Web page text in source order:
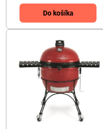
Do košíka